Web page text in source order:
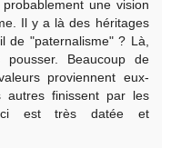
une vision
Il y a là des héritages
de "paternalisme" ? Là,
Beaucoup de
proviennent eux-
autres finissent par les
ici est très datée et